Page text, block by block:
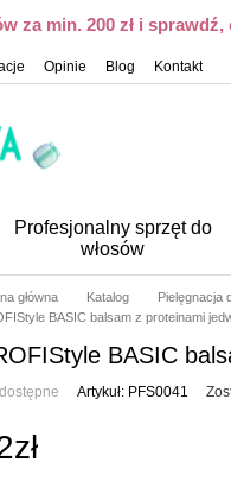
za min. 200 zł i sprawdź,
Opinie Blog Kontakt
Profesjonalny sprzęt do
włosów
główna Katalog Pielęgnacja
BASIC balsam z proteinami
BASIC
Artykuł: PFS0041